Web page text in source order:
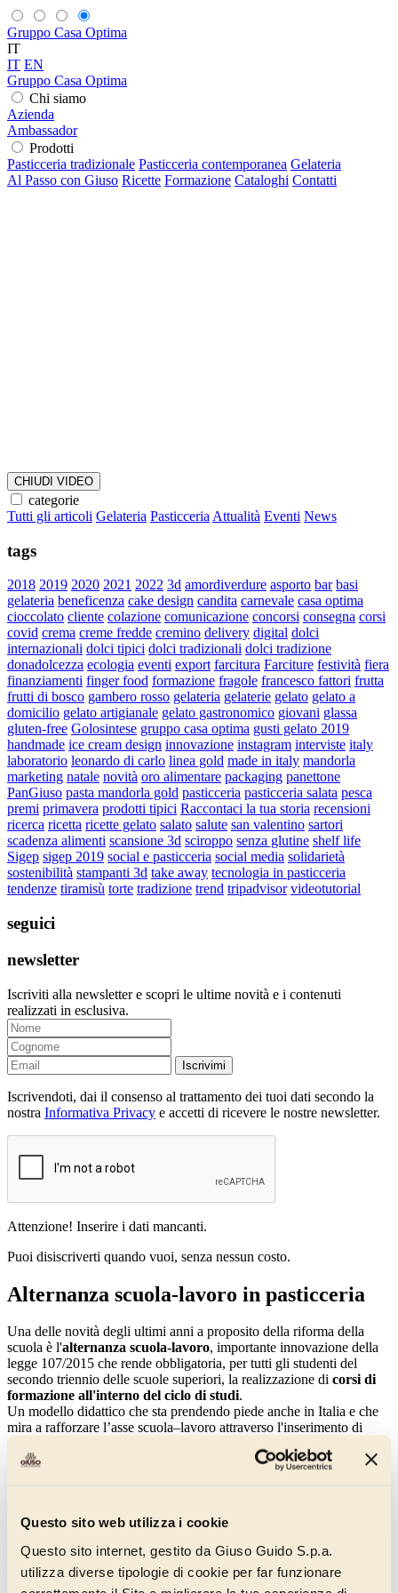
Questo sito web utilizza i cookie
Questo sito internet, gestito da Giuso Guido S.p.a.
utilizza diverse tipologie di cookie per far funzionare
Gruppo Casa Optima
IT
IT EN
Gruppo Casa Optima
Chi siamo
Azienda
Ambassador
Prodotti
Pasticceria tradizionale Pasticceria contemporanea Gelateria
Al Passo con Giuso Ricette Formazione Cataloghi Contatti
CHIUDI VIDEO
categorie
Tutti gli articoli Gelateria Pasticceria Attualità Eventi News
tags
2018 2019 2020 2021 2022 3d amordiverdure asporto bar basi
gelateria beneficenza cake design candita carnevale casa optima
cioccolato cliente colazione comunicazione concorsi consegna corsi
covid crema creme fredde cremino delivery digital dolci
internazionali dolci tipici dolci tradizionali dolci tradizione
donadolcezza ecologia eventi export farcitura Farciture festività fiera
finanziamenti finger food formazione fragole francesco fattori frutta
frutti di bosco gambero rosso gelateria gelaterie gelato gelato a
domicilio gelato artigianale gelato gastronomico giovani glassa
gluten-free Golosintese gruppo casa optima gusti gelato 2019
handmade ice cream design innovazione instagram interviste italy
laboratorio leonardo di carlo linea gold made in italy mandorla
marketing natale novità oro alimentare packaging panettone
PanGiuso pasta mandorla gold pasticceria pasticceria salata pesca
premi primavera prodotti tipici Raccontaci la tua storia recensioni
ricerca ricetta ricette gelato salato salute san valentino sartori
scadenza alimenti scansione 3d sciroppo senza glutine shelf life
Sigep sigep 2019 social e pasticceria social media solidarietà
sostenibilità stampanti 3d take away tecnologia in pasticceria
tendenze tiramisù torte tradizione trend tripadvisor videotutorial
seguici
newsletter
Iscriviti alla newsletter e scopri le ultime novità e i contenuti
realizzati in esclusiva.
Iscrivimi
Iscrivendoti, dai il consenso al trattamento dei tuoi dati secondo la
nostra Informativa Privacy e accetti di ricevere le nostre newsletter.
Attenzione! Inserire i dati mancanti.
Puoi disiscriverti quando vuoi, senza nessun costo.
Alternanza scuola-lavoro in pasticceria
Una delle novità degli ultimi anni a proposito della riforma della
scuola è l'alternanza scuola-lavoro, importante innovazione della
legge 107/2015 che rende obbligatoria, per tutti gli studenti del
secondo triennio delle scuole superiori, la realizzazione di corsi di
formazione all'interno del ciclo di studi.
Un modello didattico che sta prendendo piede anche in Italia e che
mira a rafforzare l’asse scuola–lavoro attraverso l'inserimento di
studenti in un contesto lavorativo.
"Imparare facendo" è il motto di questo progetto, e cosa c'è di
meglioper una pasticceria avere a disposizione un giovane
Un rapporto win-win, è il caso di dire, un modo per valorizzare una
professione che ha grande tradizione in Italia ma che richiede anche